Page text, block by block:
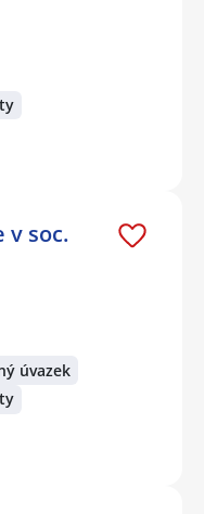
v soc.
úvazek